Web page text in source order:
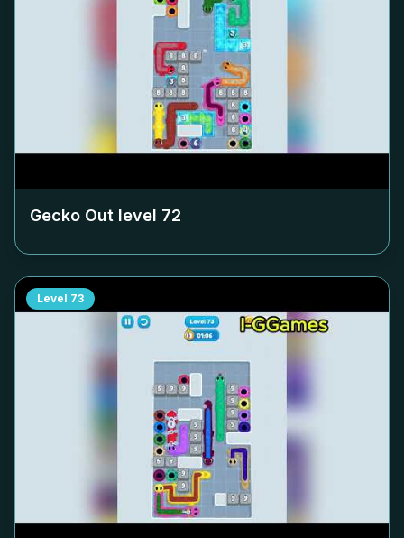
Gecko Out level 72
Level 73